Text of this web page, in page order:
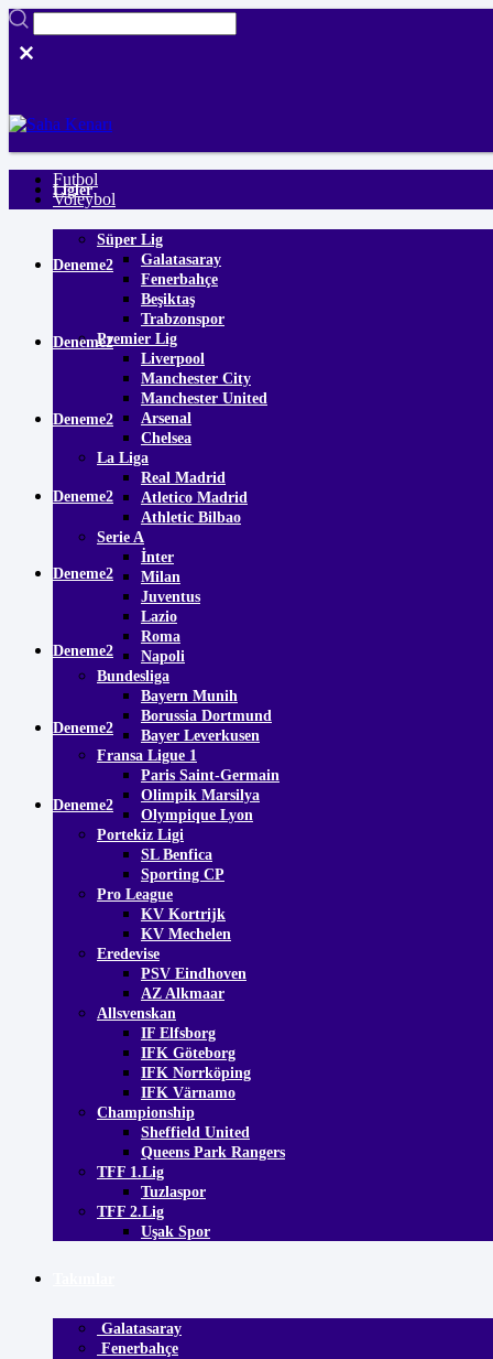
Ligler
Süper Lig
Galatasaray
Fenerbahçe
Beşiktaş
Trabzonspor
Premier Lig
Liverpool
Manchester City
Manchester United
Arsenal
Chelsea
La Liga
Real Madrid
Atletico Madrid
Athletic Bilbao
Serie A
İnter
Milan
Juventus
Lazio
Roma
Napoli
Bundesliga
Bayern Munih
Borussia Dortmund
Bayer Leverkusen
Fransa Ligue 1
Paris Saint-Germain
Olimpik Marsilya
Olympique Lyon
Portekiz Ligi
SL Benfica
Sporting CP
Pro League
KV Kortrijk
KV Mechelen
Eredevise
PSV Eindhoven
AZ Alkmaar
Allsvenskan
IF Elfsborg
IFK Göteborg
IFK Norrköping
IFK Värnamo
Championship
Sheffield United
Queens Park Rangers
TFF 1.Lig
Tuzlaspor
TFF 2.Lig
Uşak Spor
Galatasaray
Fenerbahçe
Futbol
Voleybol
Deneme2
Deneme2
Deneme2
Deneme2
Deneme2
Deneme2
Deneme2
Deneme2